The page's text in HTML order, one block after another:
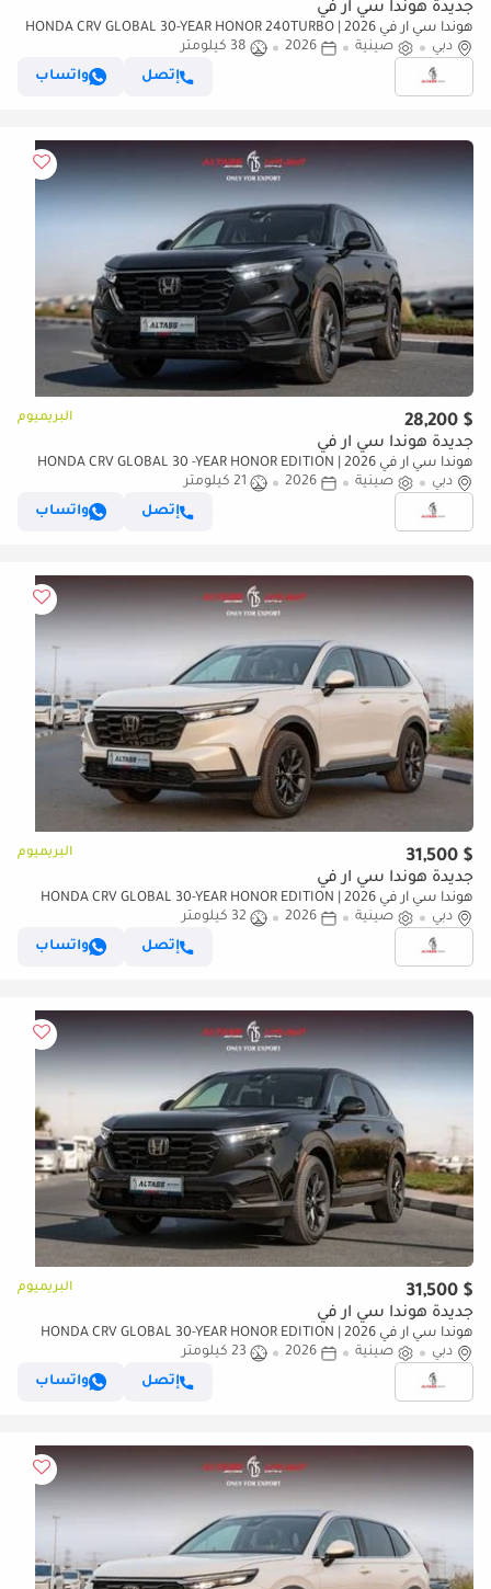
جديدة هوندا سي آر في
هوندا سي آر في 2026 | HONDA CRV GLOBAL 30-YEAR HONOR 240TURBO
2WD VITALITY 5 SEATS[ EXPORT ONLY ]
دبي صينية 2026
38 كيلومتر
إتصل
واتساب
$ 28,200 البريميوم
جديدة هوندا سي آر في
هوندا سي آر في 2026 | HONDA CRV GLOBAL 30 -YEAR HONOR EDITION
240 TURBO FRONTIER 5 SEATS [EXPORT ONLY]
دبي صينية 2026
21 كيلومتر
إتصل
واتساب
$ 31,500 البريميوم
جديدة هوندا سي آر في
هوندا سي آر في 2026 | HONDA CRV GLOBAL 30-YEAR HONOR EDITION
240TURBO 2WD FRONTIER 7-SEATER EDITION [ EXPORT ONLY ]
دبي صينية 2026
32 كيلومتر
إتصل
واتساب
$ 31,500 البريميوم
جديدة هوندا سي آر في
هوندا سي آر في 2026 | HONDA CRV GLOBAL 30-YEAR HONOR EDITION
240TURBO 2WD FRONTIER 7-SEATER EDITION [ EXPORT ONLY ]
دبي صينية 2026
23 كيلومتر
إتصل
واتساب